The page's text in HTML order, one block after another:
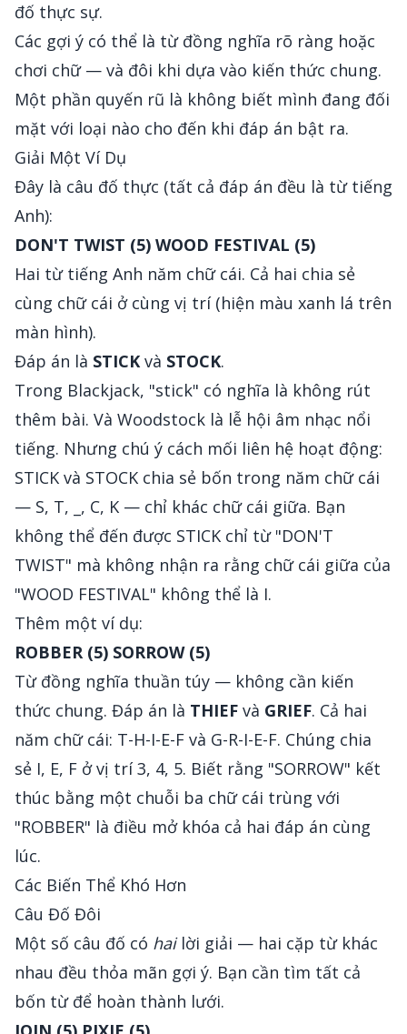
đố thực sự.
Các gợi ý có thể là từ đồng nghĩa rõ ràng hoặc
chơi chữ — và đôi khi dựa vào kiến thức chung.
Một phần quyến rũ là không biết mình đang đối
mặt với loại nào cho đến khi đáp án bật ra.
Giải Một Ví Dụ
Đây là câu đố thực (tất cả đáp án đều là từ tiếng
Anh):
DON'T TWIST (5) WOOD FESTIVAL (5)
Hai từ tiếng Anh năm chữ cái. Cả hai chia sẻ
cùng chữ cái ở cùng vị trí (hiện màu xanh lá trên
màn hình).
Đáp án là STICK và STOCK.
Trong Blackjack, "stick" có nghĩa là không rút
thêm bài. Và Woodstock là lễ hội âm nhạc nổi
tiếng. Nhưng chú ý cách mối liên hệ hoạt động:
STICK và STOCK chia sẻ bốn trong năm chữ cái
— S, T, _, C, K — chỉ khác chữ cái giữa. Bạn
không thể đến được STICK chỉ từ "DON'T
TWIST" mà không nhận ra rằng chữ cái giữa của
"WOOD FESTIVAL" không thể là I.
Thêm một ví dụ:
ROBBER (5) SORROW (5)
Từ đồng nghĩa thuần túy — không cần kiến
thức chung. Đáp án là THIEF và GRIEF. Cả hai
năm chữ cái: T-H-I-E-F và G-R-I-E-F. Chúng chia
sẻ I, E, F ở vị trí 3, 4, 5. Biết rằng "SORROW" kết
thúc bằng một chuỗi ba chữ cái trùng với
"ROBBER" là điều mở khóa cả hai đáp án cùng
lúc.
Các Biến Thể Khó Hơn
Câu Đố Đôi
Một số câu đố có hailời giải — hai cặp từ khác
nhau đều thỏa mãn gợi ý. Bạn cần tìm tất cả
bốn từ để hoàn thành lưới.